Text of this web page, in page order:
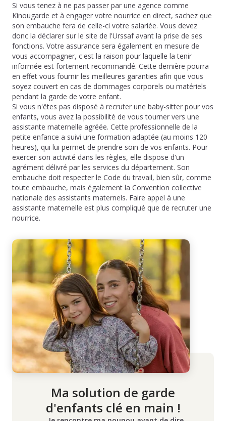
Si vous tenez à ne pas passer par une agence comme
Kinougarde et à engager votre nourrice en direct, sachez que
son embauche fera de celle-ci votre salariée. Vous devez
donc la déclarer sur le site de l'Urssaf avant la prise de ses
fonctions. Votre assurance sera également en mesure de
vous accompagner, c'est la raison pour laquelle la tenir
informée est fortement recommandé. Cette dernière pourra
en effet vous fournir les meilleures garanties afin que vous
soyez couvert en cas de dommages corporels ou matériels
pendant la garde de votre enfant.
Si vous n'êtes pas disposé à recruter une baby-sitter pour vos
enfants, vous avez la possibilité de vous tourner vers une
assistante maternelle agréée. Cette professionnelle de la
petite enfance a suivi une formation adaptée (au moins 120
heures), qui lui permet de prendre soin de vos enfants. Pour
exercer son activité dans les règles, elle dispose d'un
agrément délivré par les services du département. Son
embauche doit respecter le Code du travail, bien sûr, comme
toute embauche, mais également la Convention collective
nationale des assistants maternels. Faire appel à une
assistante maternelle est plus compliqué que de recruter une
nourrice.
Ma solution de garde
d'enfants clé en main !